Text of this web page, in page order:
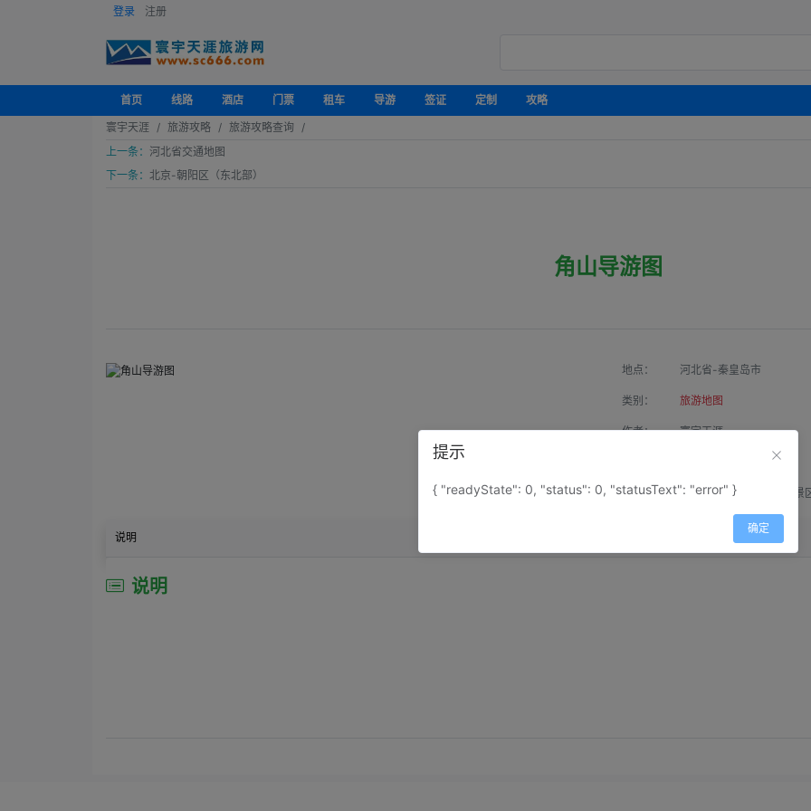
登录 注册
首页 线路 酒店 门票 租车 导游 签证 定制
攻略
寰宇天涯
旅游攻略
旅游攻略查询
上一条： 河北省交通地图
下一条： 北京-朝阳区（东北部）
角山导游图
地点： 河北省-秦皇岛市
类别： 旅游地图
作者： 寰宇天涯
属性： 地图属性： 地图类型-景
说明
说明
提示
{ "readyState": 0, "status": 0, "statusText": "error" }
确定